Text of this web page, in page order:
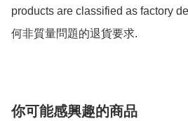
products are classified as factory
何非質量問題的退貨要求.
你可能感興趣的商品